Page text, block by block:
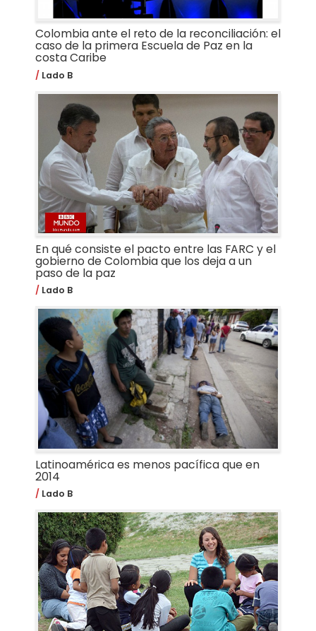
Colombia ante el reto de la reconciliación: el
caso de la primera Escuela de Paz en la
costa Caribe
Lado B
En qué consiste el pacto entre las FARC y el
gobierno de Colombia que los deja a un
paso de la paz
Lado B
Latinoamérica es menos pacífica que en
2014
Lado B